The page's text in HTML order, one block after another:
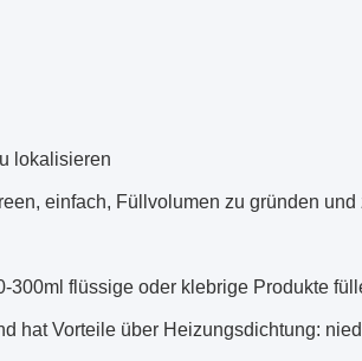
lokalisieren
einfach, Füllvolumen zu gründen und
300ml flüssige oder klebrige Produkte
hat Vorteile über Heizungsdichtung: